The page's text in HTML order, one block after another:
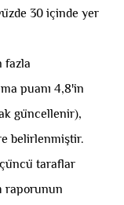
30 içinde yer
fazla
puanı 4,8'in
güncellenir),
belirlenmiştir.
taraflar
raporunun